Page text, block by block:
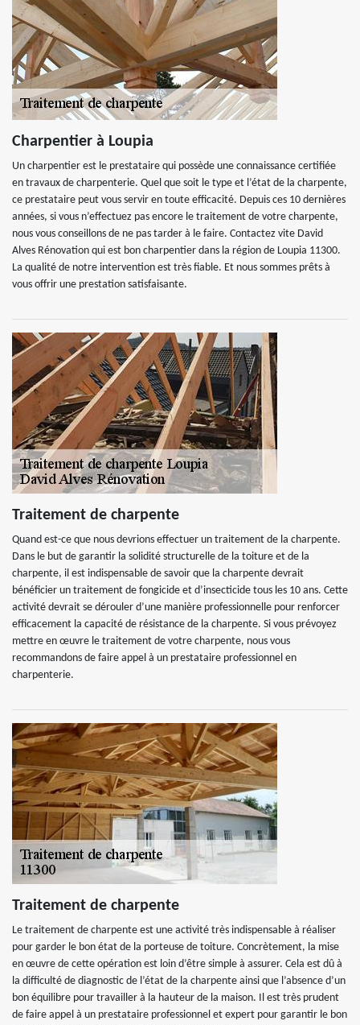
Charpentier à Loupia
Un charpentier est le prestataire qui possède une connaissance certifiée
en travaux de charpenterie. Quel que soit le type et l’état de la charpente,
ce prestataire peut vous servir en toute efficacité. Depuis ces 10 dernières
années, si vous n’effectuez pas encore le traitement de votre charpente,
nous vous conseillons de ne pas tarder à le faire. Contactez vite David
Alves Rénovation qui est bon charpentier dans la région de Loupia 11300.
La qualité de notre intervention est très fiable. Et nous sommes prêts à
vous offrir une prestation satisfaisante.
Traitement de charpente
Quand est-ce que nous devrions effectuer un traitement de la charpente.
Dans le but de garantir la solidité structurelle de la toiture et de la
charpente, il est indispensable de savoir que la charpente devrait
bénéficier un traitement de fongicide et d’insecticide tous les 10 ans. Cette
activité devrait se dérouler d’une manière professionnelle pour renforcer
efficacement la capacité de résistance de la charpente. Si vous prévoyez
mettre en œuvre le traitement de votre charpente, nous vous
recommandons de faire appel à un prestataire professionnel en
charpenterie.
Traitement de charpente
Le traitement de charpente est une activité très indispensable à réaliser
pour garder le bon état de la porteuse de toiture. Concrètement, la mise
en œuvre de cette opération est loin d’être simple à assurer. Cela est dû à
la difficulté de diagnostic de l’état de la charpente ainsi que l’absence d’un
bon équilibre pour travailler à la hauteur de la maison. Il est très prudent
de faire appel à un prestataire professionnel et expert pour garantir le bon